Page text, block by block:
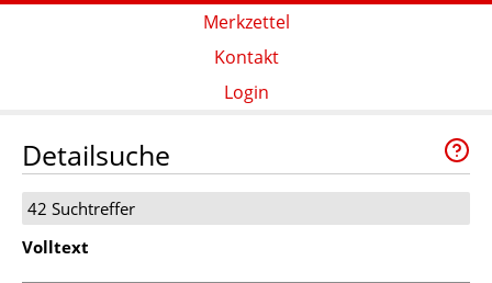
Merkzettel
Kontakt
Login
Detailsuche
42 Suchtreffer
Volltext